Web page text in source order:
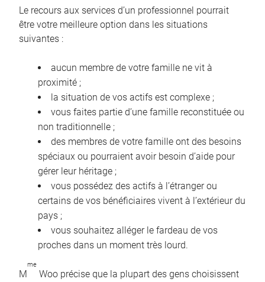
Le recours aux services d’un professionnel pourrait
être votre meilleure option dans les situations
suivantes :
aucun membre de votre famille ne vit à
proximité ;
la situation de vos actifs est complexe ;
vous faites partie d’une famille reconstituée ou
non traditionnelle ;
des membres de votre famille ont des besoins
spéciaux ou pourraient avoir besoin d’aide pour
gérer leur héritage ;
vous possédez des actifs à l’étranger ou
certains de vos bénéficiaires vivent à l’extérieur du
pays ;
vous souhaitez alléger le fardeau de vos
proches dans un moment très lourd.
M
me
Woo précise que la plupart des gens choisissent